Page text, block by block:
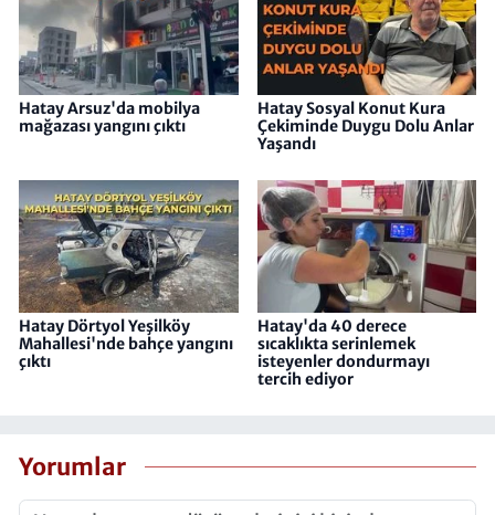
Hatay Arsuz'da mobilya
mağazası yangını çıktı
Hatay Sosyal Konut Kura
Çekiminde Duygu Dolu Anlar
Yaşandı
Hatay Dörtyol Yeşilköy
Mahallesi'nde bahçe yangını
çıktı
Hatay'da 40 derece
sıcaklıkta serinlemek
isteyenler dondurmayı
tercih ediyor
Yorumlar